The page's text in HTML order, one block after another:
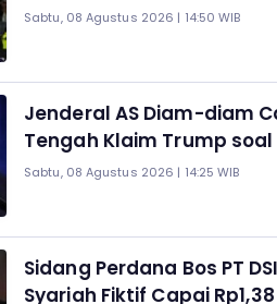
Sabtu, 08 Agustus 2026 | 14:50 WIB
Jenderal AS Diam-diam
Tengah Klaim Trump
Sabtu, 08 Agustus 2026 | 14:25 WIB
Sidang Perdana Bos PT
Syariah Fiktif Capai